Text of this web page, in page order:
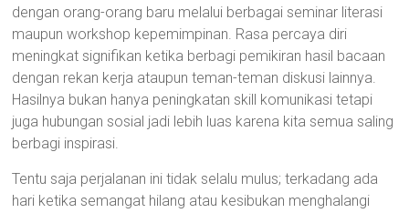
dengan orang-orang baru melalui berbagai seminar literasi
maupun workshop kepemimpinan. Rasa percaya diri
meningkat signifikan ketika berbagi pemikiran hasil bacaan
dengan rekan kerja ataupun teman-teman diskusi lainnya.
Hasilnya bukan hanya peningkatan skill komunikasi tetapi
juga hubungan sosial jadi lebih luas karena kita semua saling
berbagi inspirasi.
Tentu saja perjalanan ini tidak selalu mulus; terkadang ada
hari ketika semangat hilang atau kesibukan menghalangi